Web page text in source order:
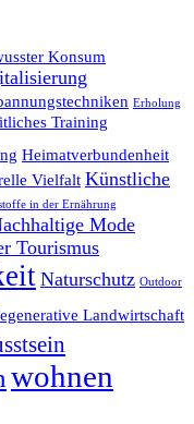
Konsum
Erholung
Training
Heimatverbundenheit
Vielfalt Künstliche
in der Ernährung
Mode
Tourismus
Naturschutz Outdoor
Landwirtschaft
wohnen